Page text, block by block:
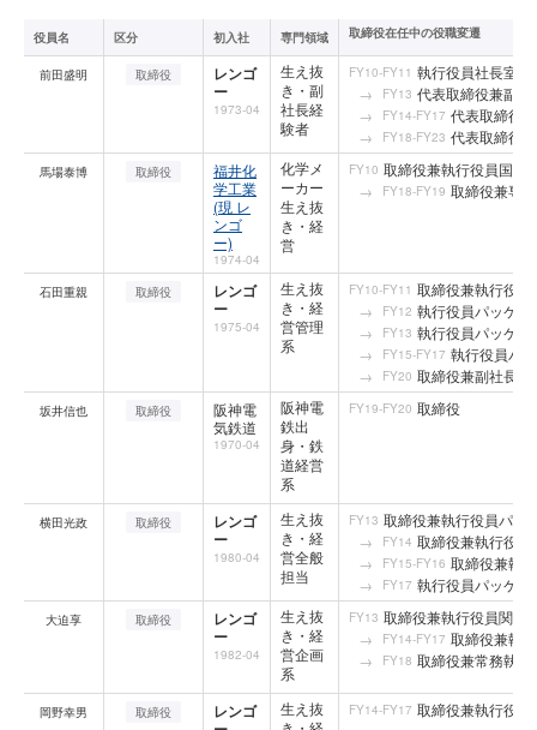
役員名 区分 初入社 専門領域 取締役在任中の役職変遷
前田盛明 取締役
レンゴ
ー
1973-04
生え抜
き・副
社長経
験者
FY10-FY11 執行役員社長室
FY13 代表取締役兼副
FY14-FY17 代表取締役
FY18-FY23 代表取締役
馬場泰博 取締役
福井化
学工業
(現 レ
ンゴ
ー)
1974-04
化学メ
ーカー
生え抜
き・経
営
FY10 取締役兼執行役員国内
FY18-FY19 取締役兼専
石田重親 取締役
レンゴ
ー
1975-04
生え抜
き・経
営管理
系
FY10-FY11 取締役兼執行役
FY12 執行役員パッケ
FY13 執行役員パッケ
FY15-FY17 執行役員パ
FY20 取締役兼副社長
坂井信也 取締役
阪神電
気鉄道
1970-04
阪神電
鉄出
身・鉄
道経営
系
FY19-FY20 取締役
横田光政 取締役
レンゴ
ー
1980-04
生え抜
き・経
営全般
担当
FY13 取締役兼執行役員パッ
FY14 取締役兼執行役
FY15-FY16 取締役兼執
FY17 執行役員パッケ
大迫享 取締役
レンゴ
ー
1982-04
生え抜
き・経
営企画
系
FY13 取締役兼執行役員関連
FY14-FY17 取締役兼執
FY18 取締役兼常務執
岡野幸男 取締役
レンゴ
生え抜
FY14-FY17 取締役兼執行役